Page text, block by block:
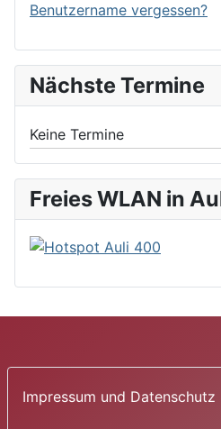
Benutzername vergessen?
Nächste Termine
Keine Termine
Freies WLAN in
Impressum und Datenschutz